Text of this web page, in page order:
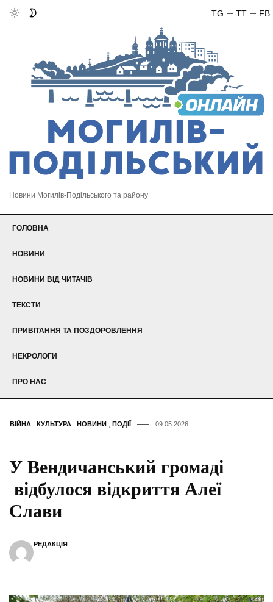
FB
TT
TG
Новини Могилів-Подільського та району
ГОЛОВНА
НОВИНИ
НОВИНИ ВІД ЧИТАЧІВ
ТЕКСТИ
ПРИВІТАННЯ ТА ПОЗДОРОВЛЕННЯ
НЕКРОЛОГИ
ПРО НАС
ВІЙНА КУЛЬТУРА НОВИНИ ПОДІЇ 09.05.2026
У Вендичанський громаді
відбулося відкриття Алеї
Слави
РЕДАКЦІЯ